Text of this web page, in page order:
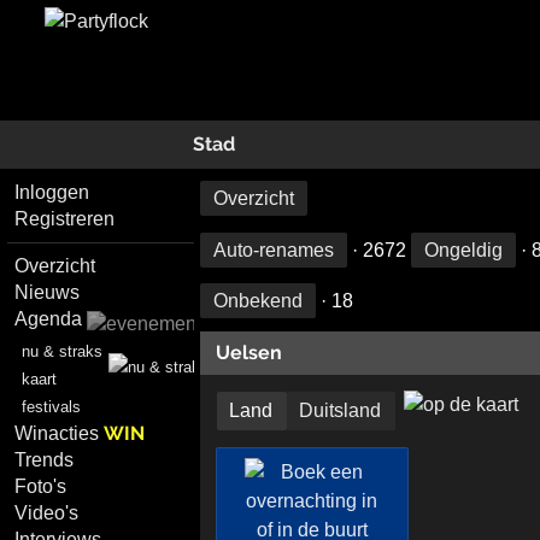
Stad
Inloggen
Registreren
Overzicht
Nieuws
Agenda
nu & straks
kaart
festivals
WinactiesWIN
Trends
Foto's
Video's
Overzicht
Auto-renames · 2672 Ongeldig ·
Onbekend · 18
Uelsen
Land Duitsland